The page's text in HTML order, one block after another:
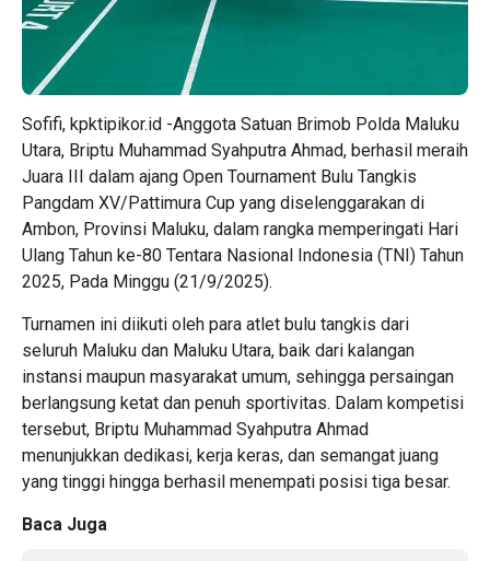
Sofifi, kpktipikor.id -Anggota Satuan Brimob Polda Maluku
Utara, Briptu Muhammad Syahputra Ahmad, berhasil meraih
Juara III dalam ajang Open Tournament Bulu Tangkis
Pangdam XV/Pattimura Cup yang diselenggarakan di
Ambon, Provinsi Maluku, dalam rangka memperingati Hari
Ulang Tahun ke-80 Tentara Nasional Indonesia (TNI) Tahun
2025, Pada Minggu (21/9/2025).
Turnamen ini diikuti oleh para atlet bulu tangkis dari
seluruh Maluku dan Maluku Utara, baik dari kalangan
instansi maupun masyarakat umum, sehingga persaingan
berlangsung ketat dan penuh sportivitas. Dalam kompetisi
tersebut, Briptu Muhammad Syahputra Ahmad
menunjukkan dedikasi, kerja keras, dan semangat juang
yang tinggi hingga berhasil menempati posisi tiga besar.
Baca Juga